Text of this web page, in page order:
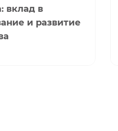
вклад в
и развитие